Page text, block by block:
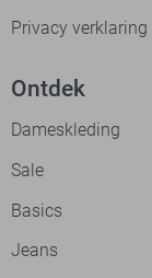
Privacy verklaring
Ontdek
Dameskleding
Sale
Basics
Jeans